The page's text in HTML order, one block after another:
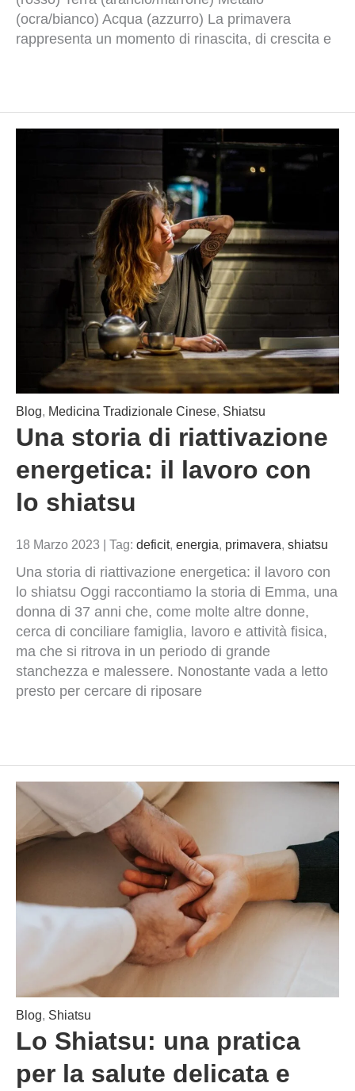
(ocra/bianco) Acqua (azzurro) La primavera
rappresenta un momento di rinascita, di crescita e
Blog, Medicina Tradizionale Cinese, Shiatsu
Una storia di riattivazione
energetica: il lavoro con
lo shiatsu
18 Marzo 2023 Tag: deficit, energia, primavera, shiatsu
Una storia di riattivazione energetica: il lavoro con
lo shiatsu Oggi raccontiamo la storia di Emma, una
donna di 37 anni che, come molte altre donne,
cerca di conciliare famiglia, lavoro e attività fisica,
ma che si ritrova in un periodo di grande
stanchezza e malessere. Nonostante vada a letto
presto per cercare di riposare
Blog, Shiatsu
Lo Shiatsu: una pratica
per la salute delicata e